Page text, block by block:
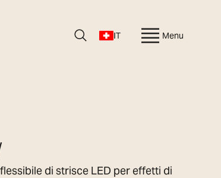
IT Menu
di strisce LED per effetti di